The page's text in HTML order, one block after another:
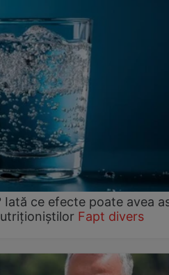
Iată ce efecte poate avea
Fapt divers